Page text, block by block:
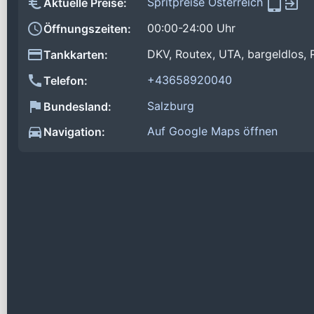
Aktuelle Preise:
Öffnungszeiten:
00:00-24:00 Uhr
Tankkarten:
DKV, Routex, UTA, bargeldlos,
Telefon:
+43658920040
Bundesland:
Salzburg
Navigation:
Auf Google Maps öffnen